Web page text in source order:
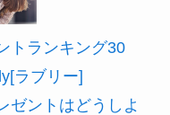
トランキング30
ラブリー]
ゼントはどうしよ